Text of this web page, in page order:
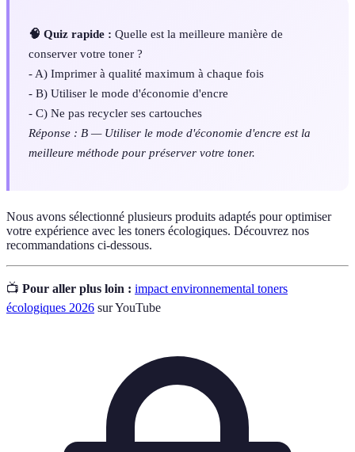
🧠 Quiz rapide : Quelle est la meilleure manière de
conserver votre toner ?
- A) Imprimer à qualité maximum à chaque fois
- B) Utiliser le mode d'économie d'encre
- C) Ne pas recycler ses cartouches
Réponse : B — Utiliser le mode d'économie d'encre est la
meilleure méthode pour préserver votre toner.
Nous avons sélectionné plusieurs produits adaptés pour optimiser
votre expérience avec les toners écologiques. Découvrez nos
recommandations ci-dessous.
📺 Pour aller plus loin : impact environnemental toners
écologiques 2026 sur YouTube